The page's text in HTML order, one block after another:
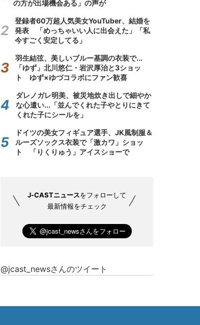
の方が出場機会ある」の声が
登録者60万超人気美女YouTuber、結婚を
発表 「めっちゃいい人に出会えた」「私
今すごく安定してる」
羽生結弦、美しいブルー基調の衣装で...
「ゆず」北川悠仁・岩沢厚治と3ショッ
ト ゆず×ゆづコラボにファン歓喜
ダレノガレ明美、被災地炊き出しで細やか
な心遣い...「並んでくれた子やとりにきて
くれた子にシールを」
ドイツの美女フィギュア選手、JK風制服＆
ルーズソックス衣装で「激カワ」ショッ
ト 「りくりゅう」アイスショーで
J-CASTニュースをフォローして
最新情報をチェック
@jcast_newsさんのツイート